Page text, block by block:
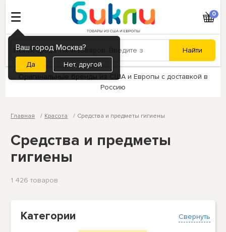
Ваш город Москва?
Нет, другой
0
Оригинальные бренды из США и Европы с доставкой в
Россию
Главная Красота Средства и предметы гигиены
Средства и предметы
гигиены
1 426 товаров
Свернуть
Категории